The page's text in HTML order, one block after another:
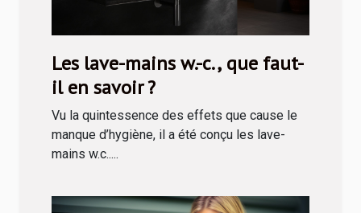
Les lave-mains w.-c., que faut-
il en savoir ?
Vu la quintessence des effets que cause le
manque d’hygiène, il a été conçu les lave-
mains w.c.....